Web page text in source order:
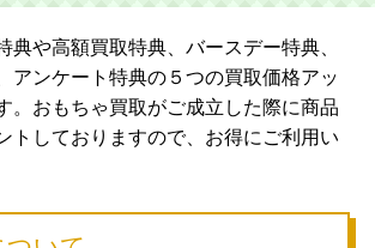
典や高額買取特典、バースデー特典、
アンケート特典の５つの買取価格アッ
。おもちゃ買取がご成立した際に商品
トしておりますので、お得にご利用い